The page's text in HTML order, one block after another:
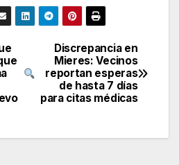
Discrepancia en
Mieres: Vecinos
reportan esperas
de hasta 7 días
para citas médicas